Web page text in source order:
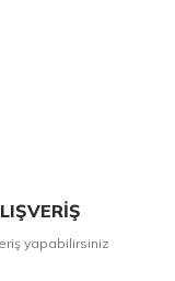
yapabilirsiniz